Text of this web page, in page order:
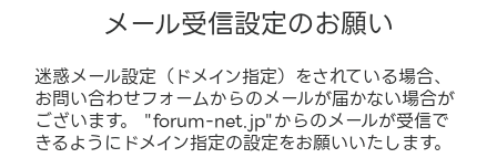
メール受信設定のお願い
迷惑メール設定（ドメイン指定）をされている場合、
お問い合わせフォームからのメールが届かない場合が
ございます。 "forum-net.jp"からのメールが受信で
きるようにドメイン指定の設定をお願いいたします。